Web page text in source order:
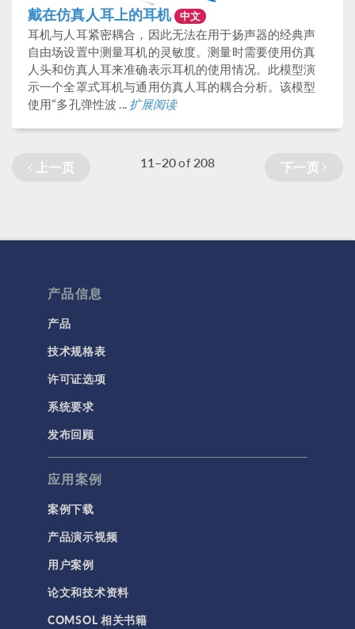
戴在仿真人耳上的耳机 中文
耳机与人耳紧密耦合，因此无法在用于扬声器的经典声
自由场设置中测量耳机的灵敏度。测量时需要使用仿真
人头和仿真人耳来准确表示耳机的使用情况。此模型演
示一个全罩式耳机与通用仿真人耳的耦合分析。该模型
使用“多孔弹性波 ... 扩展阅读
上一页 11–20of208 下一页
产品信息
产品
技术规格表
许可证选项
系统要求
发布回顾
应用案例
案例下载
产品演示视频
用户案例
论文和技术资料
COMSOL 相关书籍